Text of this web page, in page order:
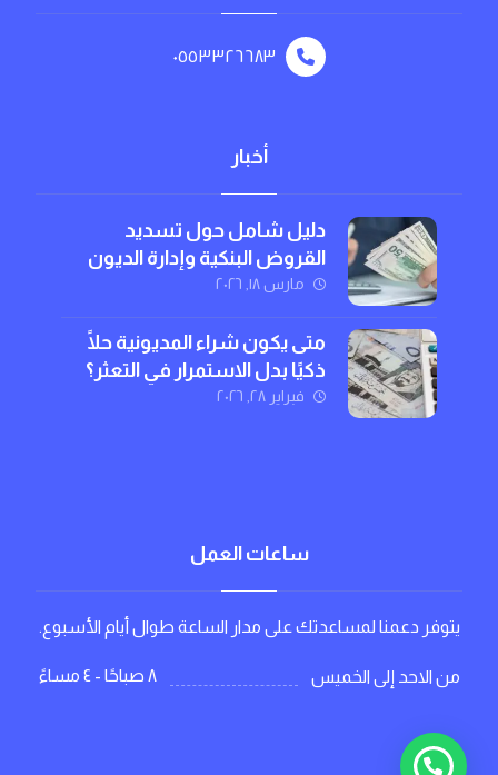
٠٥٥٣٣٢٦٦٨٣
أخبار
دليل شامل حول تسديد
القروض البنكية وإدارة الديون
بذكاءمارس ١٨, ٢٠٢٦
متى يكون شراء المديونية حلًا
ذكيًا بدل الاستمرار في التعثر؟
فبراير ٢٨, ٢٠٢٦
ساعات العمل
يتوفر دعمنا لمساعدتك على مدار الساعة طوال أيام الأسبوع.
من الاحد إلى الخميس ٨ صباحًا - ٤ مساءً